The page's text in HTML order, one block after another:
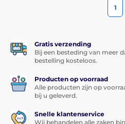
1
Gratis verzending
Bij een besteding van meer
bestelling kosteloos.
Producten op voorraad
Alle producten zijn op
bij u geleverd.
Snelle klantenservice
Wij behandelen alle zaken